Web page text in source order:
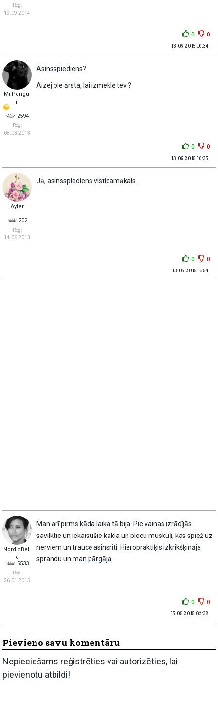
Reģ:
19.09.2014
0 0
13.05.2015 10:34 |
Mr.Pengui
n
2594
Reģ:
08.03.2013
Asinsspiediens?
Aizej pie ārsta, lai izmeklē tevi?
0 0
13.05.2015 10:35 |
Ayfer
202
Reģ:
14.06.2013
Jā, asinsspiediens visticamākais.
0 0
13.05.2015 16:54 |
NordicBell
e
5533
Reģ:
26.01.2015
Man arī pirms kāda laika tā bija. Pie vainas izrādījās
savilktie un iekaisušie kakla un plecu muskuļi, kas spiež uz
nerviem un traucē asinsriti. Hieropraktiķis izkrikšķināja
sprandu un man pārgāja.
0 0
15.05.2015 02:38 |
Pievieno savu komentāru
Nepieciešams reģistrēties vai autorizēties, lai
pievienotu atbildi!